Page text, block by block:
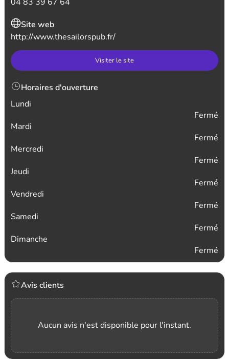
Site web
http://www.thesailorspub.fr/
Visiter le site
Horaires d'ouverture
Lundi
Fermé
Mardi
Fermé
Mercredi
Fermé
Jeudi
Fermé
Vendredi
Fermé
Samedi
Fermé
Dimanche
Fermé
Avis clients
Aucun avis n'est disponible pour l'instant.